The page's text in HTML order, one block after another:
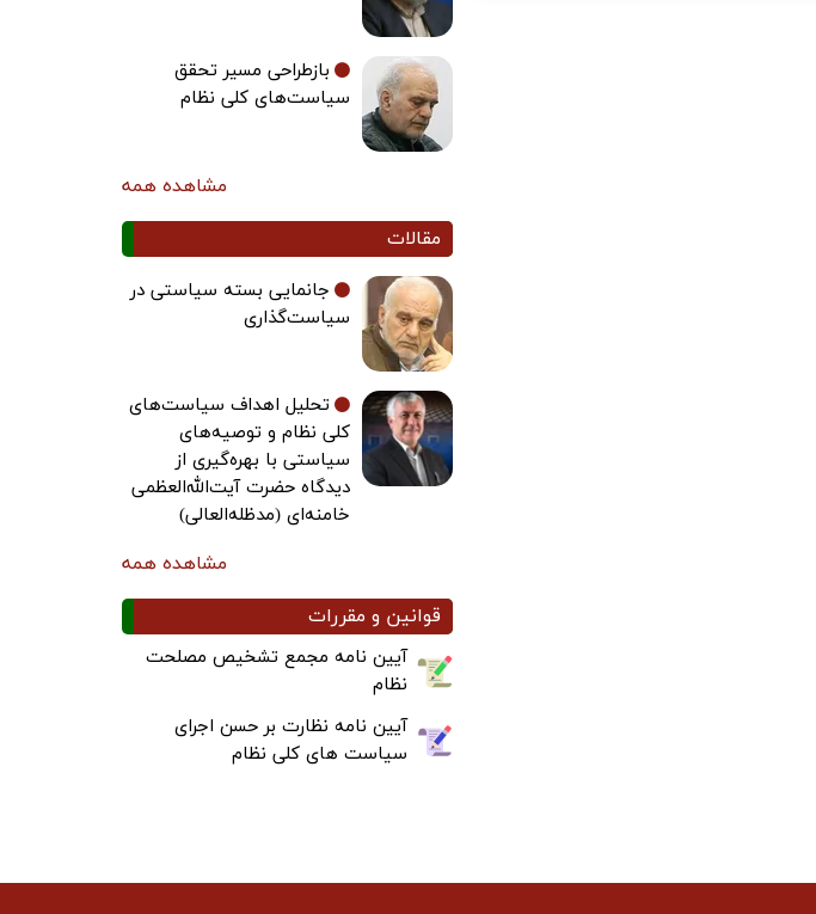
بازطراحی مسیر تحقق
سیاست‌های کلی نظام
مشاهده همه
مقالات
جانمایی بسته سیاستی در
سیاست‌گذاری
تحلیل اهداف سیاست‌های
کلی نظام و توصیه‌های
سیاستی با بهره‌گیری از
دیدگاه حضرت آیت‌الله‌العظمی
خامنه‌ای (مدظله‌العالی)
مشاهده همه
قوانین و مقررات
آیین نامه مجمع تشخیص مصلحت
نظام
آیین نامه نظارت بر حسن اجرای
سیاست های کلی نظام